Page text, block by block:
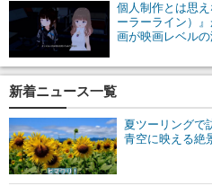
個人制作とは思
ーラーライン）
画が映画レベル
新着ニュース一覧
夏ツーリングで
青空に映える絶